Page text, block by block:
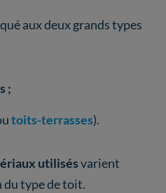
aux deux grands types
;
toits-terrasses).
utilisésvarient
du type de toit.